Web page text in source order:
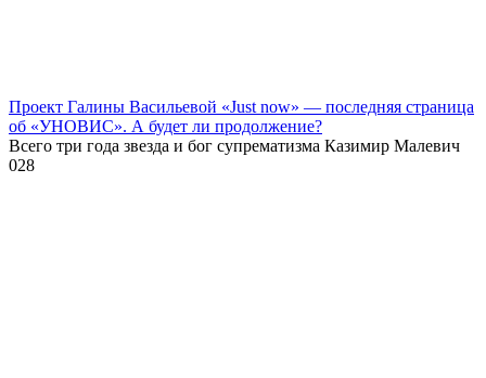
Проект Галины Васильевой «Just now» — последняя страница
об «УНОВИС». А будет ли продолжение?
Всего три года звезда и бог супрематизма Казимир Малевич
028